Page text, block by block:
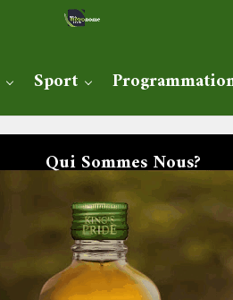
Sport
Qui Sommes Nous?